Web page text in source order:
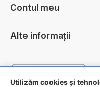
Utilizăm cookies și
Contul meu
Alte informații